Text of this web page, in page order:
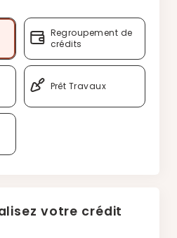
Regroupement de
crédits
Prêt Travaux
votre crédit